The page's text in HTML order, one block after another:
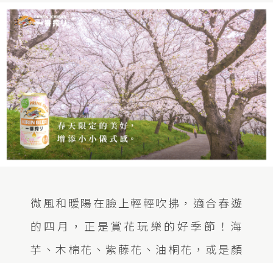
微風和暖陽在臉上輕輕吹拂，適合春遊
的四月，正是賞花玩樂的好季節！海
芋、木棉花、紫藤花、油桐花，或是顏